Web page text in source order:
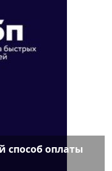
способ оплаты